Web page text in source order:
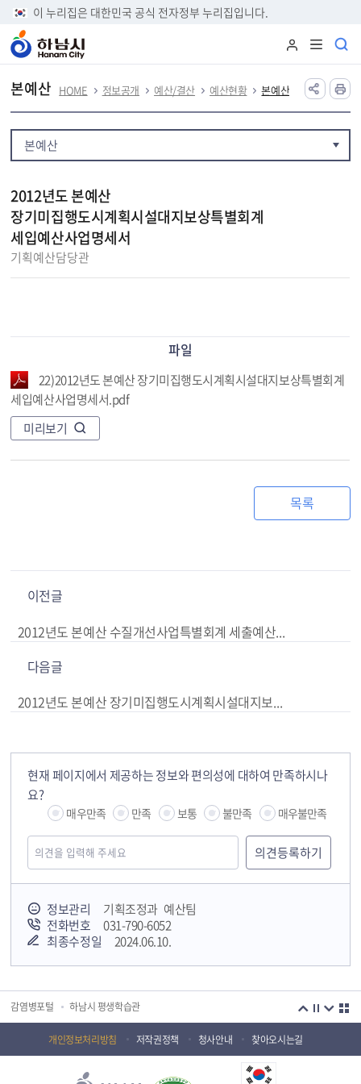
본문 바로가기
이 누리집은 대한민국 공식 전자정부 누리집입니다.
본예산 HOME 정보공개 예산/결산 예산현황 본예산
본예산
2012년도 본예산
장기미집행도시계획시설대지보상특별회계
세입예산사업명세서
기획예산담당관
파일
22)2012년도 본예산 장기미집행도시계획시설대지보상특별회계
세입예산사업명세서.pdf
미리보기
목록
이전글
2012년도 본예산 수질개선사업특별회계 세출예산사업명세서
다음글
2012년도 본예산 장기미집행도시계획시설대지보상특별회계 세출예산사업명세서
현재 페이지에서 제공하는 정보와 편의성에 대하여 만족하시나
요?
매우만족 만족 보통 불만족 매우불만족
정보관리
기획조정과 예산팀
전화번호
031-790-6052
최종수정일
2024.06.10.
국민안전교육플랫폼
감염병포털 하남시 평생학습관
하남혁신교육지구 huic 하남도시공사
하남종합운동장 국민체육센터 하남문화재단 하남역사박물관
개인정보처리방침 저작권정책 청사안내 찾아오시는길